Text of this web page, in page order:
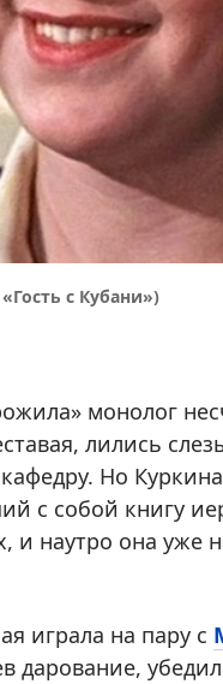
с Кубани»)
монолог
лились
Но
с собой книгу
и наутро она уже
играла на пару с
дарование,